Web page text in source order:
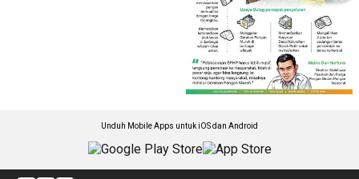
Unduh Mobile Apps untuk iOS dan Android